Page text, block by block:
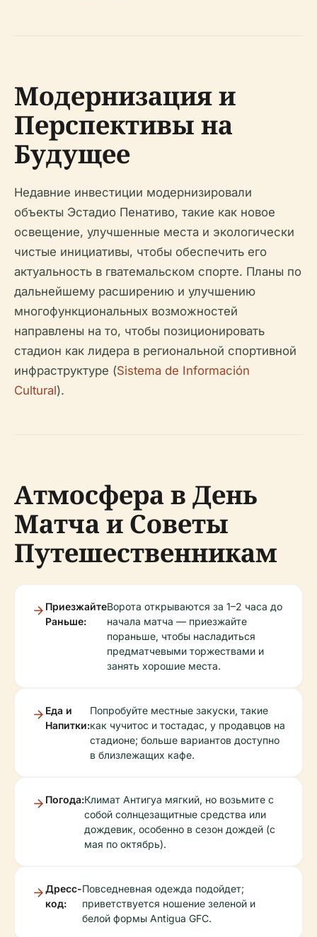
Модернизация и
Перспективы на
Будущее
Недавние инвестиции модернизировали
объекты Эстадио Пенативо, такие как новое
освещение, улучшенные места и экологически
чистые инициативы, чтобы обеспечить его
актуальность в гватемальском спорте. Планы по
дальнейшему расширению и улучшению
многофункциональных возможностей
направлены на то, чтобы позиционировать
стадион как лидера в региональной спортивной
инфраструктуре (Sistema de Información
Cultural).
Атмосфера в День
Матча и Советы
Путешественникам
Приезжайте
Раньше:
Ворота открываются за 1–2 часа до
начала матча — приезжайте
пораньше, чтобы насладиться
предматчевыми торжествами и
занять хорошие места.
Еда и
Напитки:
Попробуйте местные закуски, такие
как чучитос и тостадас, у продавцов на
стадионе; больше вариантов доступно
в близлежащих кафе.
Погода:Климат Антигуа мягкий, но возьмите с
собой солнцезащитные средства или
дождевик, особенно в сезон дождей (с
мая по октябрь).
Дресс-
код:
Повседневная одежда подойдет;
приветствуется ношение зеленой и
белой формы Antigua GFC.